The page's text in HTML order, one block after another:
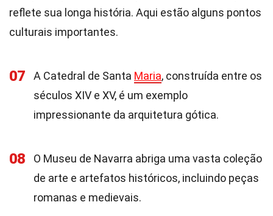
reflete sua longa história. Aqui estão alguns pontos
culturais importantes.
07 A Catedral de Santa Maria, construída entre os
séculos XIV e XV, é um exemplo
impressionante da arquitetura gótica.
08
O Museu de Navarra abriga uma vasta coleção
de arte e artefatos históricos, incluindo peças
romanas e medievais.